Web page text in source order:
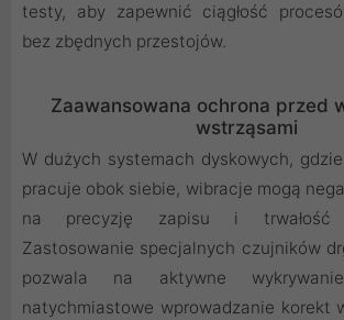
testy, aby zapewnić ciągłość
bez zbędnych przestojów.
Zaawansowana ochrona przed
wstrząsami
W dużych systemach dyskowych,
pracuje obok siebie, wibracje mogą
na precyzję zapisu i trwałość
Zastosowanie specjalnych czujników
pozwala na aktywne
natychmiastowe wprowadzanie korekt